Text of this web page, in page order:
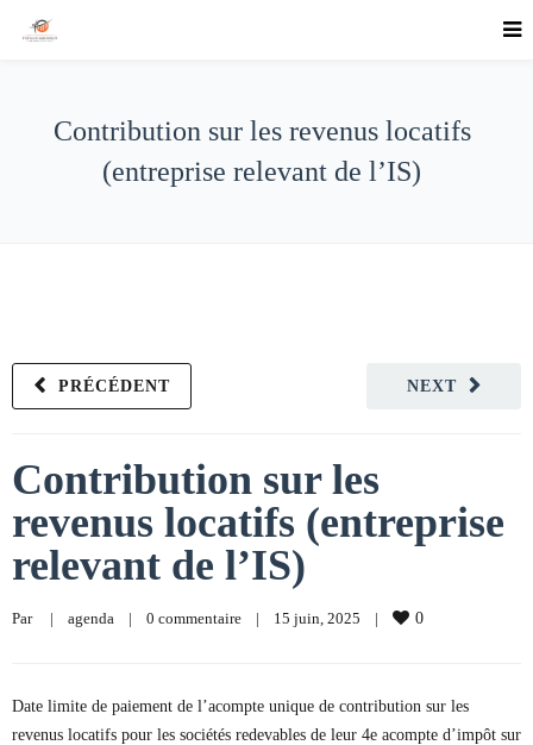
Contribution sur les revenus locatifs
(entreprise relevant de l’IS)
NEXT
PRÉCÉDENT
Contribution sur les
revenus locatifs (entreprise
relevant de l’IS)
Par | agenda | 0 commentaire | 15 juin, 2025 | 0
Date limite de paiement de l’acompte unique de contribution sur les
revenus locatifs pour les sociétés redevables de leur 4e acompte d’impôt sur